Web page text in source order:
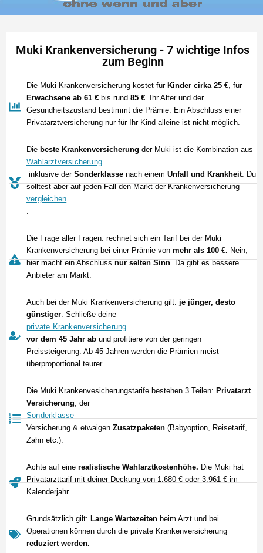
Muki Krankenversicherung - 7 wichtige Infos
zum Beginn
Die Muki Krankenversicherung kostet für Kinder cirka 25 €, für
Erwachsene ab 61 € bis rund 85 €. Ihr Alter und der
Gesundheitszustand bestimmt die Prämie. Ein Abschluss einer
Privatarztversicherung nur für Ihr Kind alleine ist nicht möglich.
Die beste Krankenversicherung der Muki ist die Kombination aus
Wahlarztversicherung
inklusive der Sonderklasse nach einem Unfall und Krankheit. Du
solltest aber auf jeden Fall den Markt der Krankenversicherung
vergleichen
.
Die Frage aller Fragen: rechnet sich ein Tarif bei der Muki
Krankenversicherung bei einer Prämie von mehr als 100 €. Nein,
hier macht ein Abschlussnur selten Sinn. Da gibt es bessere
Anbieter am Markt.
Auch bei der Muki Krankenversicherung gilt: je jünger, desto
günstiger. Schließe deine
private Krankenversicherung
vor dem 45 Jahr abund profitiere von der geringen
Preissteigerung. Ab 45 Jahren werden die Prämien meist
überproportional teurer.
Die Muki Krankenvesicherungstarife bestehen 3 Teilen: Privatarzt
Versicherung, der
Sonderklasse
Versicherung & etwaigen Zusatzpaketen (Babyoption, Reisetarif,
Zahn etc.).
Achte auf eine realistische Wahlarztkostenhöhe. Die Muki hat
Privatarzttarif mit deiner Deckung von 1.680 € oder 3.961 € im
Kalenderjahr.
Grundsätzlich gilt: Lange Wartezeiten beim Arzt und bei
Operationen können durch die private Krankenversicherung
reduziert werden.